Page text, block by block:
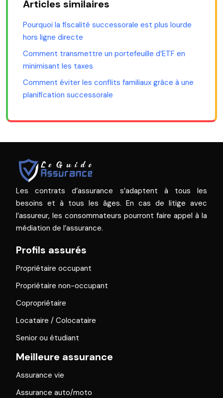
Articles similaires
Pourquoi la fiscalité successorale est plus lourde
hors ligne directe
Comment transmettre un portefeuille d’ETF en
minimisant les taxes
Comment éviter les conflits familiaux grâce à une
planification successorale
Les contrats d’assurance s’adaptent à tous les
besoins et à tous les âges. En cas de litige avec
l’assureur, les consommateurs pourront faire appel à la
médiation de l’assurance.
Profils assurés
Propriétaire occupant
Propriétaire non-occupant
Copropriétaire
Locataire / Colocataire
Senior ou étudiant
Meilleure assurance
Assurance vie
Assurance auto/moto